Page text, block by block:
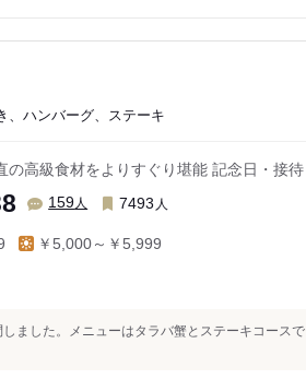
、ハンバーグ、ステーキ
高級食材をよりすぐり堪能 記念日・接待
159人 7493 人
￥5,000～￥5,999
ました。メニューはタラバ蟹とステーキコース